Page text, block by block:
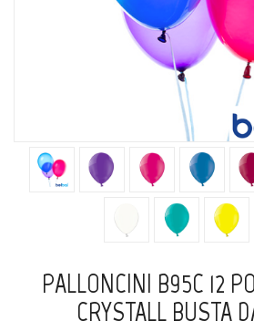
CONTATTI
EVENTI NBS
Login
PALLONCINI B95C 12
CRYSTALL BUSTA